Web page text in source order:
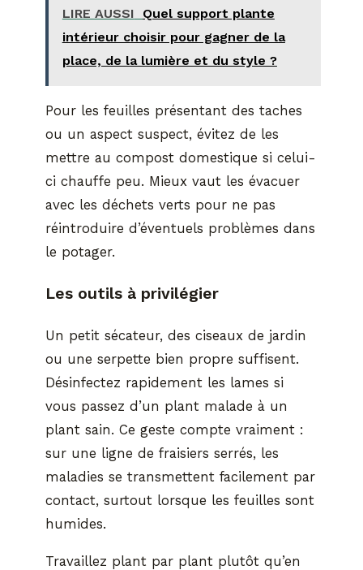
LIRE AUSSI
Quel support plante
intérieur choisir pour gagner de la
place, de la lumière et du style ?
Pour les feuilles présentant des taches
ou un aspect suspect, évitez de les
mettre au compost domestique si celui-
ci chauffe peu. Mieux vaut les évacuer
avec les déchets verts pour ne pas
réintroduire d’éventuels problèmes dans
le potager.
Les outils à privilégier
Un petit sécateur, des ciseaux de jardin
ou une serpette bien propre suffisent.
Désinfectez rapidement les lames si
vous passez d’un plant malade à un
plant sain. Ce geste compte vraiment :
sur une ligne de fraisiers serrés, les
maladies se transmettent facilement par
contact, surtout lorsque les feuilles sont
humides.
Travaillez plant par plant plutôt qu’en